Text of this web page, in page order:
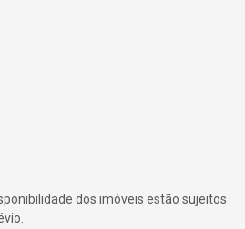
dos imóveis estão sujeitos